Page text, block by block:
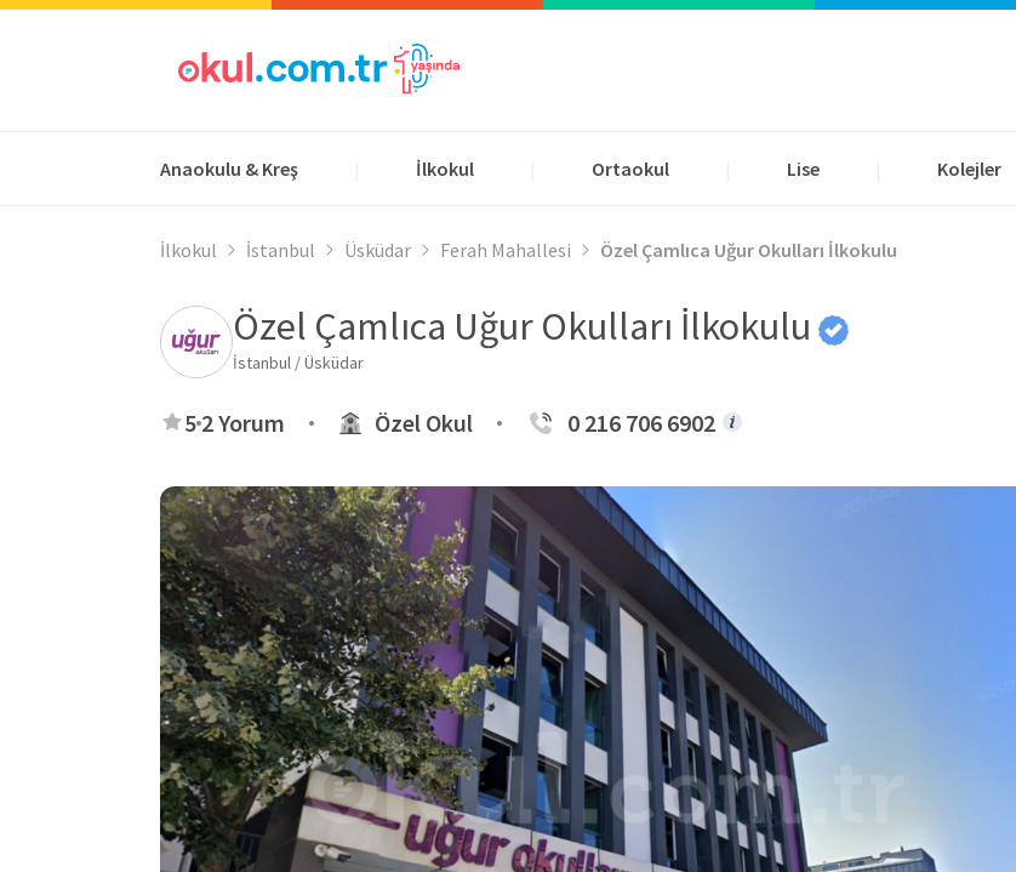
Anaokulu & Kreş İlkokul Ortaokul Lise Kolejler
İlkokul İstanbul Üsküdar Ferah Mahallesi Özel Çamlıca Uğur Okulları İlkokulu
Özel Çamlıca Uğur Okulları İlkokulu
İstanbul / Üsküdar
5 2 Yorum Özel Okul 0 216 706 6902